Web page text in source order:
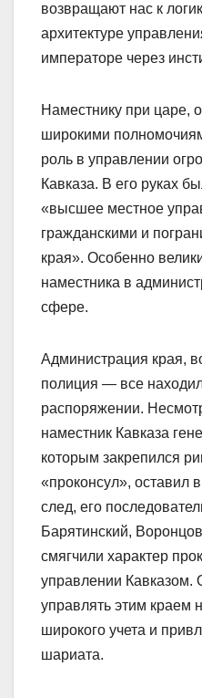
возвращают нас к
архитектуре
императоре через
Наместнику при царе,
широкими
роль в управлении
Кавказа. В его руках
«высшее местное
гражданскими и
края». Особенно
наместника в
сфере.
Администрация края,
полиция — все
распоряжении.
наместник Кавказа
которым закрепился
«проконсул», оставил
след, его
Барятинский,
смягчили характер
управлении Кавказом.
управлять этим краем
широкого учета и
шариата.